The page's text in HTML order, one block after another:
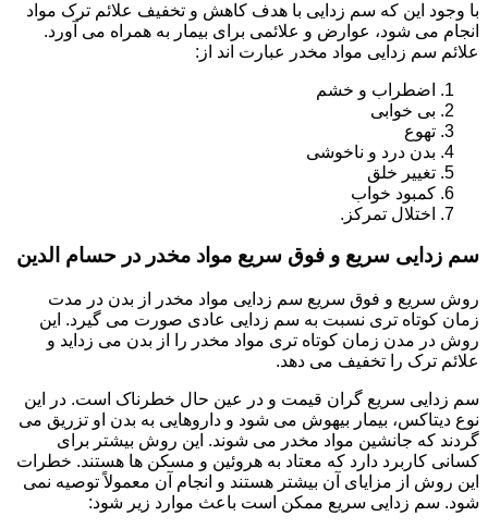
با وجود این که سم زدایی با هدف کاهش و تخفیف علائم ترک مواد
انجام می شود، عوارض و علائمی برای بیمار به همراه می آورد.
علائم سم زدایی مواد مخدر عبارت اند از:
اضطراب و خشم
بی خوابی
تهوع
بدن درد و ناخوشی
تغییر خلق
کمبود خواب
اختلال تمرکز.
سم زدایی سریع و فوق سریع مواد مخدر در حسام الدین
روش سریع و فوق سریع سم زدایی مواد مخدر از بدن در مدت
زمان کوتاه تری نسبت به سم زدایی عادی صورت می گیرد. این
روش در مدن زمان کوتاه تری مواد مخدر را از بدن می زداید و
علائم ترک را تخفیف می دهد.
سم زدایی سریع گران قیمت و در عین حال خطرناک است. در این
نوع دیتاکس، بیمار بیهوش می شود و داروهایی به بدن او تزریق می
گردند که جانشین مواد مخدر می شوند. این روش بیشتر برای
کسانی کاربرد دارد که معتاد به هروئین و مسکن ها هستند. خطرات
این روش از مزایای آن بیشتر هستند و انجام آن معمولاً توصیه نمی
شود. سم زدایی سریع ممکن است باعث موارد زیر شود: